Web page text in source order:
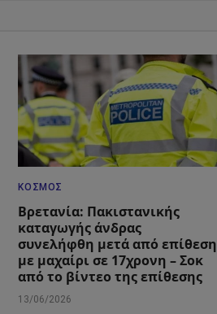
ΚΌΣΜΟΣ
Βρετανία: Πακιστανικής
καταγωγής άνδρας
συνελήφθη μετά από επίθεση
με μαχαίρι σε 17χρονη – Σοκ
από το βίντεο της επίθεσης
13/06/2026